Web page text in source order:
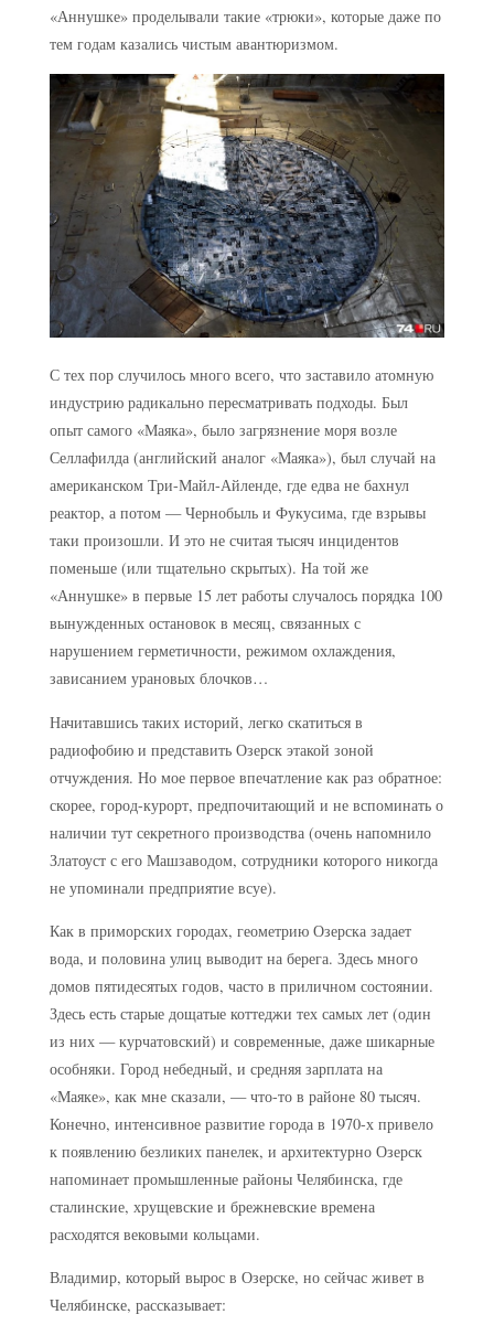
«Аннушке» проделывали такие «трюки», которые даже по
тем годам казались чистым авантюризмом.
С тех пор случилось много всего, что заставило атомную
индустрию радикально пересматривать подходы. Был
опыт самого «Маяка», было загрязнение моря возле
Селлафилда (английский аналог «Маяка»), был случай на
американском Три-Майл-Айленде, где едва не бахнул
реактор, а потом — Чернобыль и Фукусима, где взрывы
таки произошли. И это не считая тысяч инцидентов
поменьше (или тщательно скрытых). На той же
«Аннушке» в первые 15 лет работы случалось порядка 100
вынужденных остановок в месяц, связанных с
нарушением герметичности, режимом охлаждения,
зависанием урановых блочков…
Начитавшись таких историй, легко скатиться в
радиофобию и представить Озерск этакой зоной
отчуждения. Но мое первое впечатление как раз обратное:
скорее, город-курорт, предпочитающий и не вспоминать о
наличии тут секретного производства (очень напомнило
Златоуст с его Машзаводом, сотрудники которого никогда
не упоминали предприятие всуе).
Как в приморских городах, геометрию Озерска задает
вода, и половина улиц выводит на берега. Здесь много
домов пятидесятых годов, часто в приличном состоянии.
Здесь есть старые дощатые коттеджи тех самых лет (один
из них — курчатовский) и современные, даже шикарные
особняки. Город небедный, и средняя зарплата на
«Маяке», как мне сказали, — что-то в районе 80 тысяч.
Конечно, интенсивное развитие города в 1970-х привело
к появлению безликих панелек, и архитектурно Озерск
напоминает промышленные районы Челябинска, где
сталинские, хрущевские и брежневские времена
расходятся вековыми кольцами.
Владимир, который вырос в Озерске, но сейчас живет в
Челябинске, рассказывает: